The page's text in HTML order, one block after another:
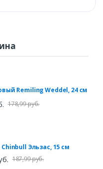
Remiling Weddel, 24 см
178,99 руб.
Эльзас, 15 см
187,99 руб.